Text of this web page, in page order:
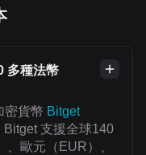
多種法幣
密貨幣 Bitget
Bitget 支援全球140
歐元（EUR）、